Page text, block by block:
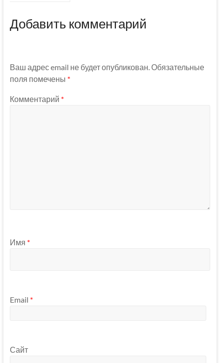
Добавить комментарий
Ваш адрес email не будет опубликован. Обязательные
поля помечены *
Комментарий *
Имя *
Email *
Сайт